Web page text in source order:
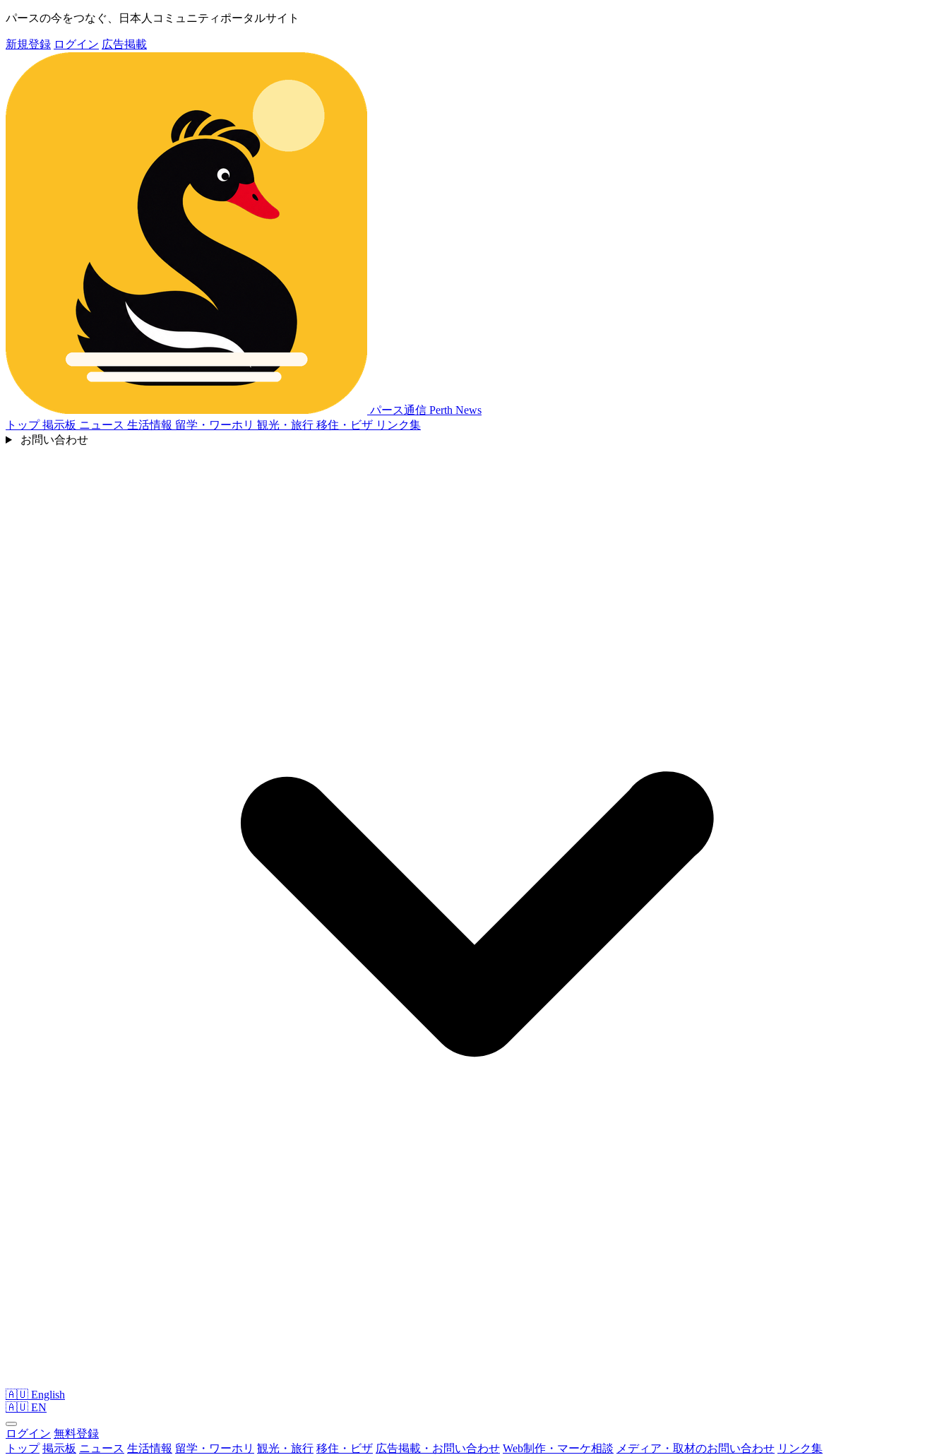
パースの今をつなぐ、日本人コミュニティポータルサイト
新規登録 ログイン 広告掲載
パース通信 Perth News
トップ掲示板 ニュース 生活情報 留学・ワーホリ 観光・旅行 移住・ビザ リンク集
お問い合わせ
🇦🇺 English
🇦🇺 EN
ログイン 無料登録
トップ 掲示板 ニュース 生活情報 留学・ワーホリ 観光・旅行 移住・ビザ 広告掲載・お問い合わせ Web制作・マーケ相談 メディア・取材のお問い合わせ リンク集